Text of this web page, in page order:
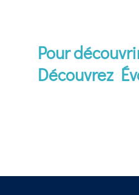
Pour
Découvrez